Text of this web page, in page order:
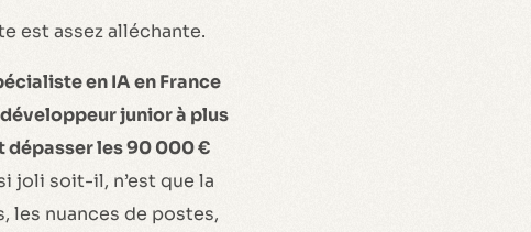
est assez alléchante.
en IA en France
junior à plus
dépasser les 90 000 €
joli soit-il, n’est que la
les nuances de postes,